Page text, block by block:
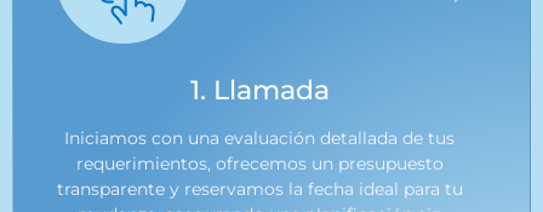
1. Llamada
Iniciamos con una evaluación detallada de tus
requerimientos, ofrecemos un presupuesto
transparente y reservamos la fecha ideal para tu